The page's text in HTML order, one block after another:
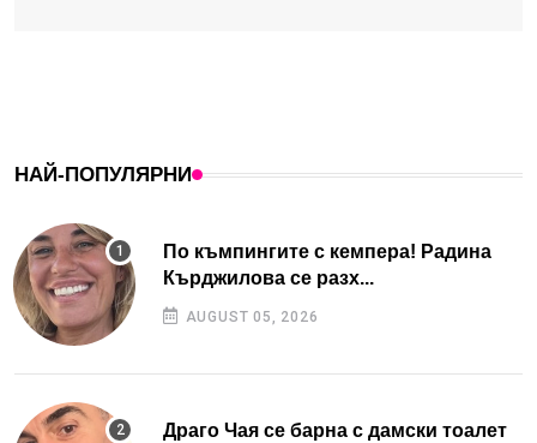
НАЙ-ПОПУЛЯРНИ
По къмпингите с кемпера! Радина
Кърджилова се разх...
AUGUST 05, 2026
Драго Чая се барна с дамски тоалет